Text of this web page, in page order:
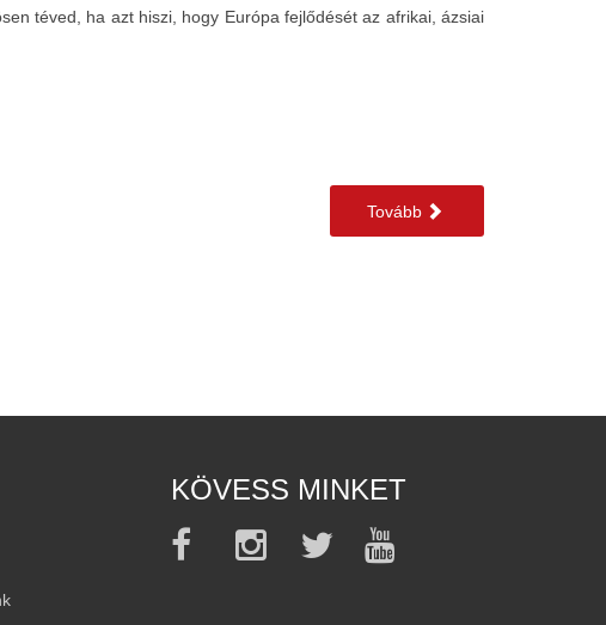
téved, ha azt hiszi, hogy Európa fejlődését az afrikai, ázsiai
Tovább
KÖVESS MINKET